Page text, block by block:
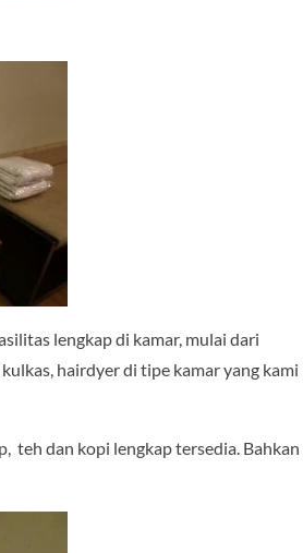
lengkap di kamar, mulai dari
hairdyer di tipe kamar yang kami
teh dan kopi lengkap tersedia. Bahkan